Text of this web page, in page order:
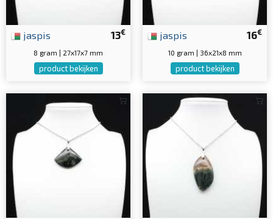
13€
jaspis
8 gram | 27x17x7 mm
product bekijken
16€
jaspis
10 gram | 36x21x8 mm
product bekijken